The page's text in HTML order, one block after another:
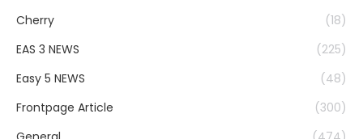
Cherry
(18)
EAS 3 NEWS
(225)
Easy 5 NEWS
(48)
Frontpage Article
(300)